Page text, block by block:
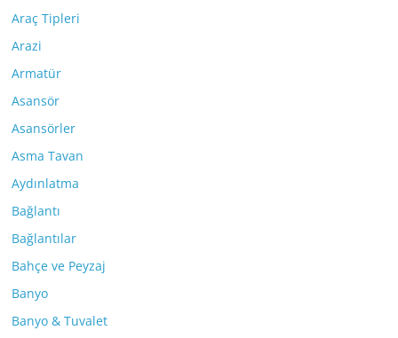
Araç Tipleri
Arazi
Armatür
Asansör
Asansörler
Asma Tavan
Aydınlatma
Bağlantı
Bağlantılar
Bahçe ve Peyzaj
Banyo
Banyo & Tuvalet